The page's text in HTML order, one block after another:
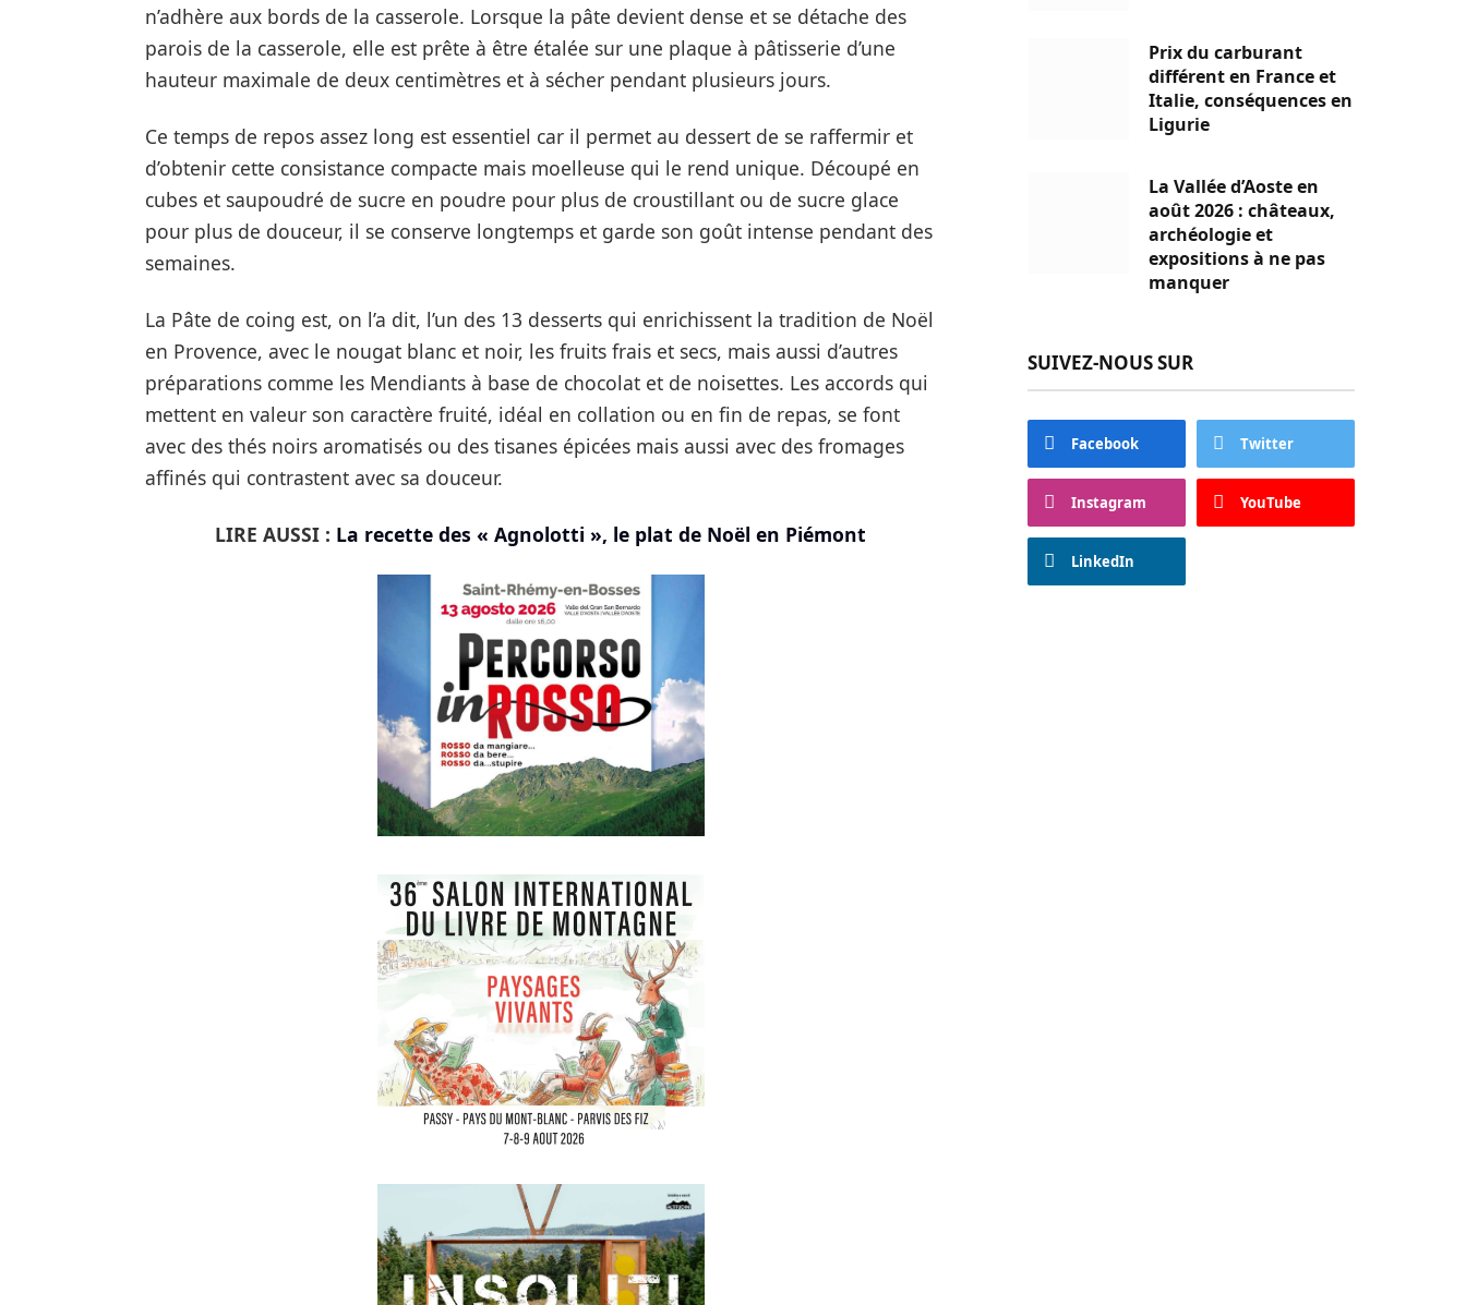
n’adhère aux bords de la casserole. Lorsque la pâte devient dense et se détache des
parois de la casserole, elle est prête à être étalée sur une plaque à pâtisserie d’une
hauteur maximale de deux centimètres et à sécher pendant plusieurs jours.
Ce temps de repos assez long est essentiel car il permet au dessert de se raffermir et
d’obtenir cette consistance compacte mais moelleuse qui le rend unique. Découpé en
cubes et saupoudré de sucre en poudre pour plus de croustillant ou de sucre glace
pour plus de douceur, il se conserve longtemps et garde son goût intense pendant des
semaines.
La Pâte de coing est, on l’a dit, l’un des 13 desserts qui enrichissent la tradition de Noël
en Provence, avec le nougat blanc et noir, les fruits frais et secs, mais aussi d’autres
préparations comme les Mendiants à base de chocolat et de noisettes. Les accords qui
mettent en valeur son caractère fruité, idéal en collation ou en fin de repas, se font
avec des thés noirs aromatisés ou des tisanes épicées mais aussi avec des fromages
affinés qui contrastent avec sa douceur.
LIRE AUSSI : La recette des « Agnolotti », le plat de Noël en Piémont
Prix du carburant
différent en France et
Italie, conséquences en
Ligurie
La Vallée d’Aoste en
août 2026 : châteaux,
archéologie et
expositions à ne pas
manquer
SUIVEZ-NOUS SUR
Facebook Twitter
Instagram YouTube
LinkedIn